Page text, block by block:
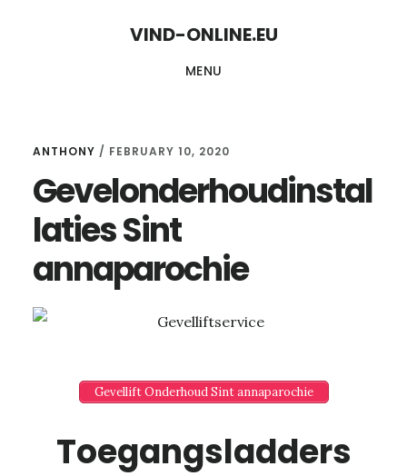
VIND-ONLINE.EU
MENU
ANTHONY / FEBRUARY 10, 2020
Gevelonderhoudinstal
laties Sint
annaparochie
Gevellift Onderhoud Sint annaparochie
Toegangsladders